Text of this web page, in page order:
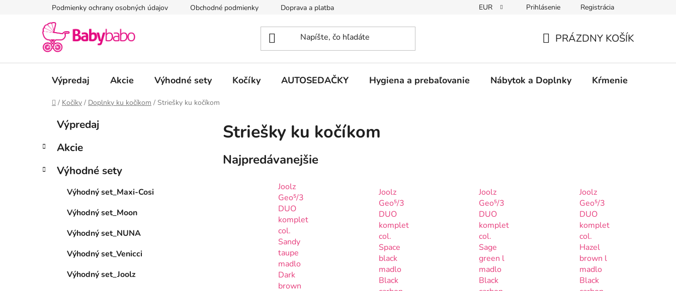
Podmienky ochrany osobných údajov Obchodné podmienky Doprava a platba EUR Prihlásenie Registrácia
KOŠÍK
PRÁZDNY KOŠÍK
Výpredaj Akcie Výhodné sety Kočíky AUTOSEDAČKY Hygiena a prebaľovanie Nábytok a Doplnky Kŕmenie
Domov
/ Kočíky / Doplnky ku kočíkom / Striešky ku kočíkom
č
ý
Preskočiť
kategórie
e
ó
Výpredaj
Akcie
Výhodné sety
Výhodný set_Maxi-Cosi
Výhodný set_Moon
Výhodný set_NUNA
Výhodný set_Venicci
Výhodný set_Joolz
Striešky ku kočíkom
Najpredávanejšie
Joolz
Geo⁵/3
DUO
komplet
col.
Sandy
taupe
madlo
Dark
brown
Joolz
Geo⁵/3
DUO
komplet
col.
Space
black
madlo
Black
Joolz
Geo⁵/3
DUO
komplet
col.
Sage
green l
madlo
Black
Joolz
Geo⁵/3
DUO
komplet
col.
Hazel
brown l
madlo
Black